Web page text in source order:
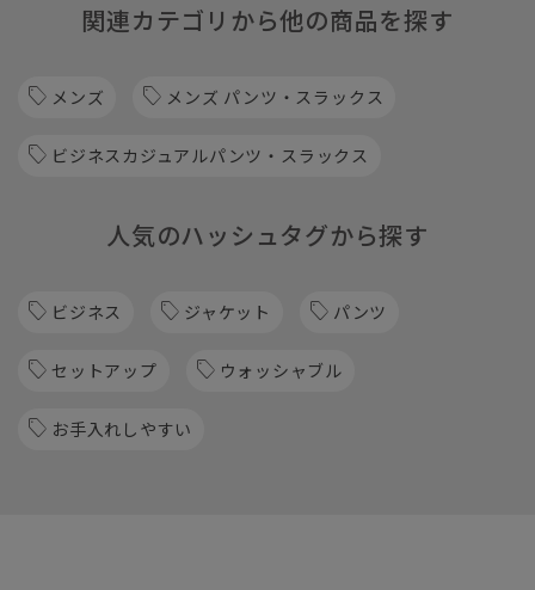
関連カテゴリから他の商品を探す
メンズ メンズ パンツ・スラックス
ビジネスカジュアルパンツ・スラックス
人気のハッシュタグから探す
ビジネス ジャケット パンツ
セットアップ ウォッシャブル
お手入れしやすい